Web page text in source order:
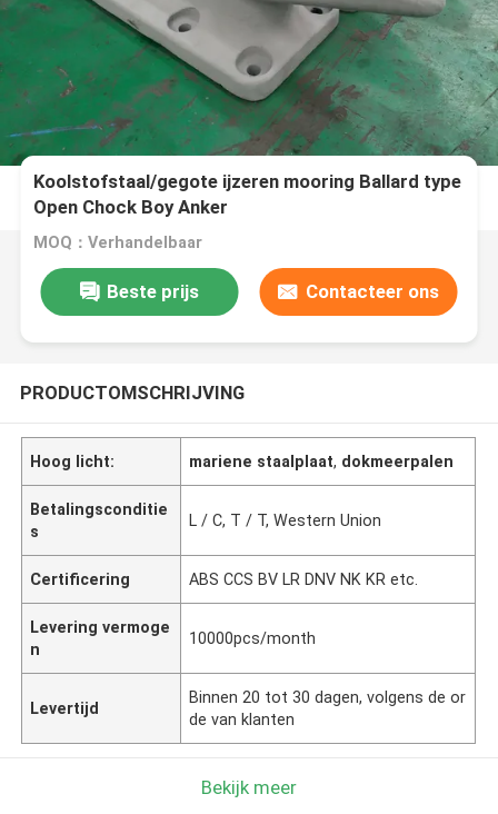
Koolstofstaal/gegote ijzeren mooring Ballard type
Open Chock Boy Anker
MOQ：Verhandelbaar
Beste prijs Contacteer ons
PRODUCTOMSCHRIJVING
Hoog licht: mariene staalplaat, dokmeerpalen
Betalingsconditie
s
L / C, T / T, Western Union
Certificering ABS CCS BV LR DNV NK KR etc.
Levering vermoge
n
10000pcs/month
Levertijd
Binnen 20 tot 30 dagen, volgens de or
de van klanten
Bekijk meer